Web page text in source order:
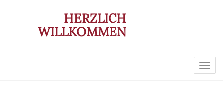
HERZLICH
WILLKOMMEN